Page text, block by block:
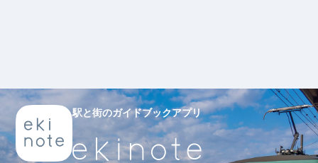
駅と街のガイドブックアプリ